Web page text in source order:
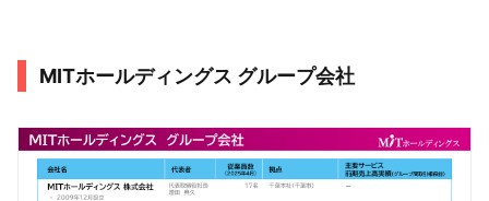
MITホールディングス グループ会社